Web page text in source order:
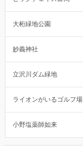
大桁緑地公園
妙義神社
立沢川ダム緑地
ライオンがいるゴルフ場
小野塩薬師如来